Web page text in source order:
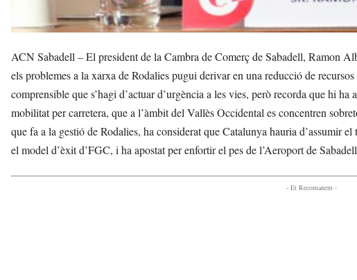
ACN Sabadell – El president de la Cambra de Comerç de Sabadell, Ramon
els problemes a la xarxa de Rodalies pugui derivar en una reducció de
comprensible que s’hagi d’actuar d’urgència a les vies, però recorda que hi
mobilitat per carretera, que a l’àmbit del Vallès Occidental es concentren
que fa a la gestió de Rodalies, ha considerat que Catalunya hauria d’assumir
el model d’èxit d’FGC, i ha apostat per enfortir el pes de l’Aeroport de
- Et Recomanem -